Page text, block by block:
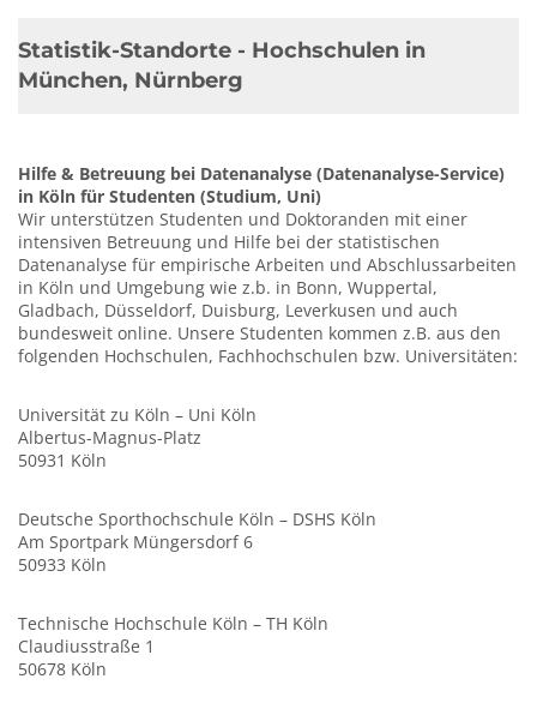
Statistik-Standorte - Hochschulen in
München, Nürnberg
Hilfe & Betreuung bei Datenanalyse (Datenanalyse-Service)
in Köln für Studenten (Studium, Uni)
Wir unterstützen Studenten und Doktoranden mit einer
intensiven Betreuung und Hilfe bei der statistischen
Datenanalyse für empirische Arbeiten und Abschlussarbeiten
in Köln und Umgebung wie z.b. in Bonn, Wuppertal,
Gladbach, Düsseldorf, Duisburg, Leverkusen und auch
bundesweit online. Unsere Studenten kommen z.B. aus den
folgenden Hochschulen, Fachhochschulen bzw. Universitäten:
Universität zu Köln – Uni Köln
Albertus-Magnus-Platz
50931 Köln
Deutsche Sporthochschule Köln – DSHS Köln
Am Sportpark Müngersdorf 6
50933 Köln
Technische Hochschule Köln – TH Köln
Claudiusstraße 1
50678 Köln